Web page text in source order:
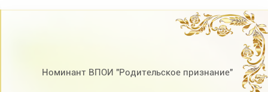
Номинант ВПОИ "Родительское признание"